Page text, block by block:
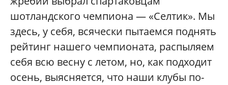
шотландского чемпиона — «Селтик». Мы
здесь, у себя, всячески пытаемся поднять
рейтинг нашего чемпионата, распыляем
себя всю весну с летом, но, как подходит
осень, выясняется, что наши клубы по-